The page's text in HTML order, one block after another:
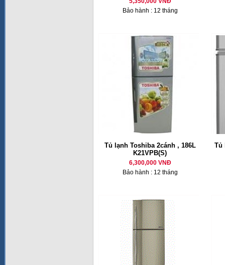
Bảo hành : 12 tháng
Tủ lạnh Toshiba 2cánh , 186L
K21VPB(S)
6,300,000 VNĐ
Bảo hành : 12 tháng
Tủ